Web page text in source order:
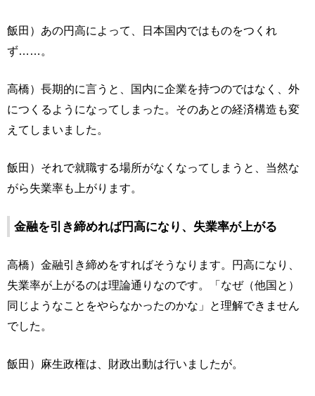
飯田）あの円高によって、日本国内ではものをつくれ
ず……。
高橋）長期的に言うと、国内に企業を持つのではなく、外
につくるようになってしまった。そのあとの経済構造も変
えてしまいました。
飯田）それで就職する場所がなくなってしまうと、当然な
がら失業率も上がります。
金融を引き締めれば円高になり、失業率が上がる
高橋）金融引き締めをすればそうなります。円高になり、
失業率が上がるのは理論通りなのです。「なぜ（他国と）
同じようなことをやらなかったのかな」と理解できません
でした。
飯田）麻生政権は、財政出動は行いましたが。